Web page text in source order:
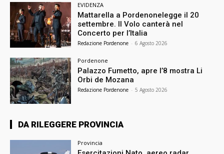
EVIDENZA
Mattarella a Pordenonelegge il 20
settembre. Il Volo canterà nel
Concerto per l’Italia
Redazione Pordenone - 6 Agosto 2026
Pordenone
Palazzo Fumetto, apre l’8 mostra Li
Orbi de Mozana
Redazione Pordenone - 5 Agosto 2026
DA RILEGGERE PROVINCIA
Provincia